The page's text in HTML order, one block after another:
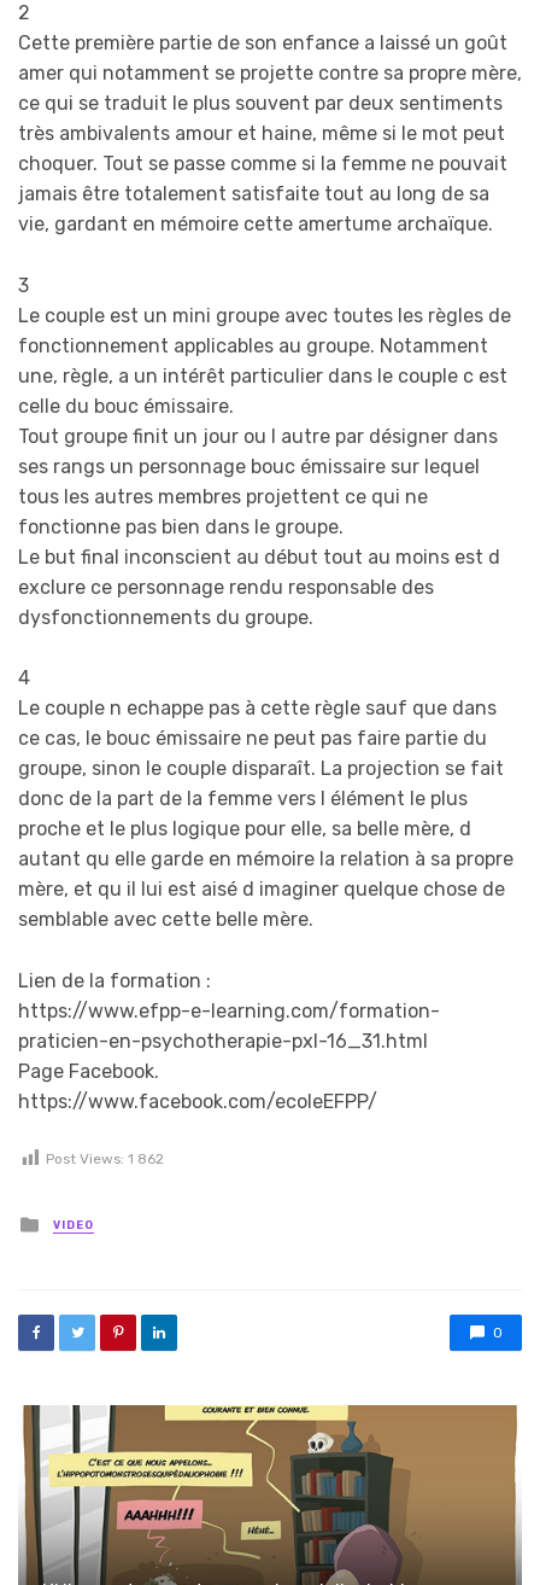
2
Cette première partie de son enfance a laissé un goût
amer qui notamment se projette contre sa propre mère,
ce qui se traduit le plus souvent par deux sentiments
très ambivalents amour et haine, même si le mot peut
choquer. Tout se passe comme si la femme ne pouvait
jamais être totalement satisfaite tout au long de sa
vie, gardant en mémoire cette amertume archaïque.
3
Le couple est un mini groupe avec toutes les règles de
fonctionnement applicables au groupe. Notamment
une, règle, a un intérêt particulier dans le couple c est
celle du bouc émissaire.
Tout groupe finit un jour ou l autre par désigner dans
ses rangs un personnage bouc émissaire sur lequel
tous les autres membres projettent ce qui ne
fonctionne pas bien dans le groupe.
Le but final inconscient au début tout au moins est d
exclure ce personnage rendu responsable des
dysfonctionnements du groupe.
4
Le couple n echappe pas à cette règle sauf que dans
ce cas, le bouc émissaire ne peut pas faire partie du
groupe, sinon le couple disparaît. La projection se fait
donc de la part de la femme vers l élément le plus
proche et le plus logique pour elle, sa belle mère, d
autant qu elle garde en mémoire la relation à sa propre
mère, et qu il lui est aisé d imaginer quelque chose de
semblable avec cette belle mère.
Lien de la formation :
https://www.efpp-e-learning.com/formation-
praticien-en-psychotherapie-pxl-16_31.html
Page Facebook.
https://www.facebook.com/ecoleEFPP/
Post Views: 1 862
Posted in
VIDEO
0